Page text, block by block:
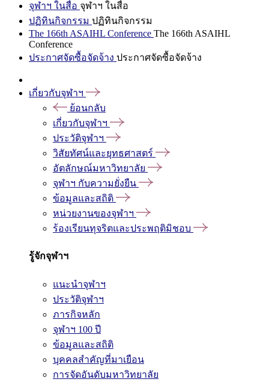
จุฬาฯ ในสื่อ จุฬาฯ ในสื่อ
ปฏิทินกิจกรรม ปฏิทินกิจกรรม
The 166th ASAIHL Conference The 166th ASAIHL
Conference
ประกาศจัดซื้อจัดจ้าง ประกาศจัดซื้อจัดจ้าง
เกี่ยวกับจุฬาฯ
ย้อนกลับ
เกี่ยวกับจุฬาฯ
ประวัติจุฬาฯ
วิสัยทัศน์และยุทธศาสตร์
อัตลักษณ์มหาวิทยาลัย
จุฬาฯ กับความยั่งยืน
ข้อมูลและสถิติ
หน่วยงานของจุฬาฯ
ร้องเรียนทุจริตและประพฤติมิชอบ
รู้จักจุฬาฯ
แนะนำจุฬาฯ
ประวัติจุฬาฯ
ภารกิจหลัก
จุฬาฯ 100 ปี
ข้อมูลและสถิติ
บุคคลสำคัญที่มาเยือน
การจัดอันดับมหาวิทยาลัย